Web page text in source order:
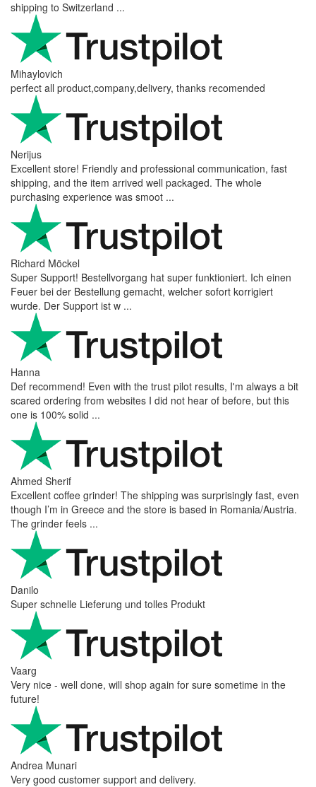
shipping to Switzerland ...
Mihaylovich
perfect all product,company,delivery, thanks recomended
Nerijus
Excellent store! Friendly and professional communication, fast
shipping, and the item arrived well packaged. The whole
purchasing experience was smoot ...
Richard Möckel
Super Support! Bestellvorgang hat super funktioniert. Ich einen
Feuer bei der Bestellung gemacht, welcher sofort korrigiert
wurde. Der Support ist w ...
Hanna
Def recommend! Even with the trust pilot results, I'm always a bit
scared ordering from websites I did not hear of before, but this
one is 100% solid ...
Ahmed Sherif
Excellent coffee grinder! The shipping was surprisingly fast, even
though I’m in Greece and the store is based in Romania/Austria.
The grinder feels ...
Danilo
Super schnelle Lieferung und tolles Produkt
Vaarg
Very nice - well done, will shop again for sure sometime in the
future!
Andrea Munari
Very good customer support and delivery.